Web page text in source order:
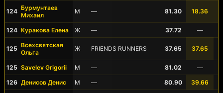
124 Бурмунтаев
Михаил
М — 81.30 18.36
124 Куракова Елена Ж — 37.72 —
125 Всехсвятская
Ольга
Ж FRIENDS RUNNERS 37.65 37.65
125 Savelev Grigorii М — 81.02
—
126 Денисов Денис М — 80.90
39.66